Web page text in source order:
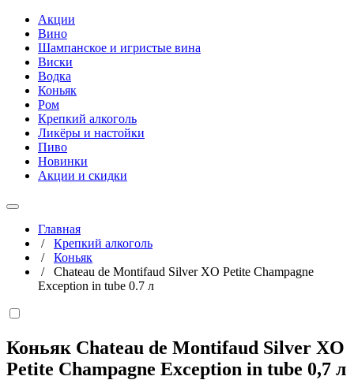
Акции
Вино
Шампанское и игристые вина
Виски
Водка
Коньяк
Ром
Крепкий алкоголь
Ликёры и настойки
Пиво
Новинки
Акции и скидки
Главная
/ Крепкий алкоголь
/ Коньяк
/ Chateau de Montifaud Silver XO Petite Champagne
Exception in tube 0.7 л
Коньяк Chateau de Montifaud Silver XO
Petite Champagne Exception in tube 0,7 л